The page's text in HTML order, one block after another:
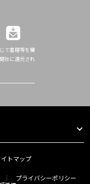
て書籍等を購
社に還元され
トマップ
プライバシーポリシー